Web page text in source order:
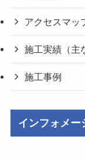
アクセスマッ
施工実績（主
施工事例
インフォメー